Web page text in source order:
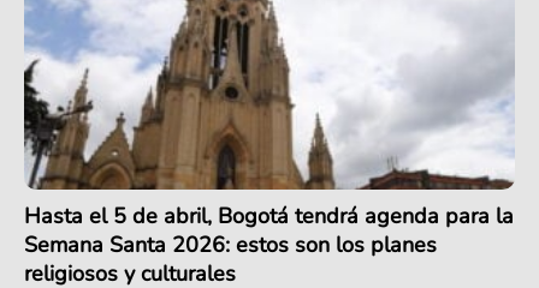
Hasta el 5 de abril, Bogotá tendrá agenda para la
Semana Santa 2026: estos son los planes
religiosos y culturales